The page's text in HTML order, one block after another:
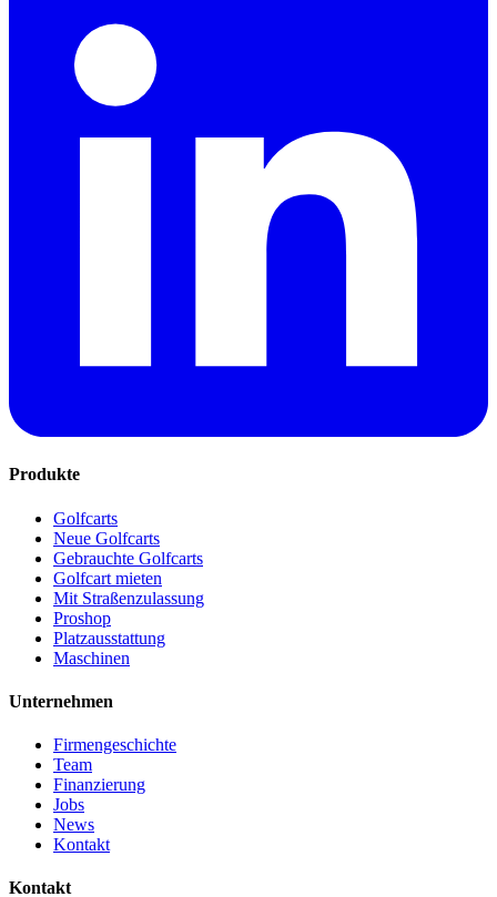
Produkte
Golfcarts
Neue Golfcarts
Gebrauchte Golfcarts
Golfcart mieten
Mit Straßenzulassung
Proshop
Platzausstattung
Maschinen
Unternehmen
Firmengeschichte
Team
Finanzierung
Jobs
News
Kontakt
Kontakt